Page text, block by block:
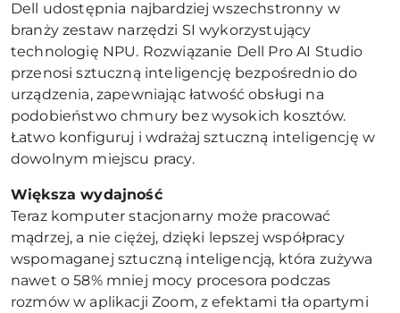
Dell udostępnia najbardziej wszechstronny w
branży zestaw narzędzi SI wykorzystujący
technologię NPU. Rozwiązanie Dell Pro AI Studio
przenosi sztuczną inteligencję bezpośrednio do
urządzenia, zapewniając łatwość obsługi na
podobieństwo chmury bez wysokich kosztów.
Łatwo konfiguruj i wdrażaj sztuczną inteligencję w
dowolnym miejscu pracy.
Większa wydajność
Teraz komputer stacjonarny może pracować
mądrzej, a nie ciężej, dzięki lepszej współpracy
wspomaganej sztuczną inteligencją, która zużywa
nawet o 58% mniej mocy procesora podczas
rozmów w aplikacji Zoom, z efektami tła opartymi